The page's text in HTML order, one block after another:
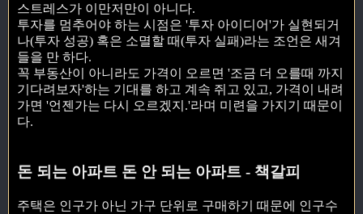
스트레스가 이만저만이 아니다.
투자를 멈추어야 하는 시점은 '투자 아이디어'가 실현되거
나(투자 성공) 혹은 소멸할 때(투자 실패)라는 조언은 새겨
들을 만 하다.
꼭 부동산이 아니라도 가격이 오르면 '조금 더 오를때 까지
기다려보자'하는 기대를 하고 계속 쥐고 있고, 가격이 내려
가면 '언젠가는 다시 오르겠지.'라며 미련을 가지기 때문이
다.
돈 되는 아파트 돈 안 되는 아파트 - 책갈피
주택은 인구가 아닌 가구 단위로 구매하기 때문에 인구수